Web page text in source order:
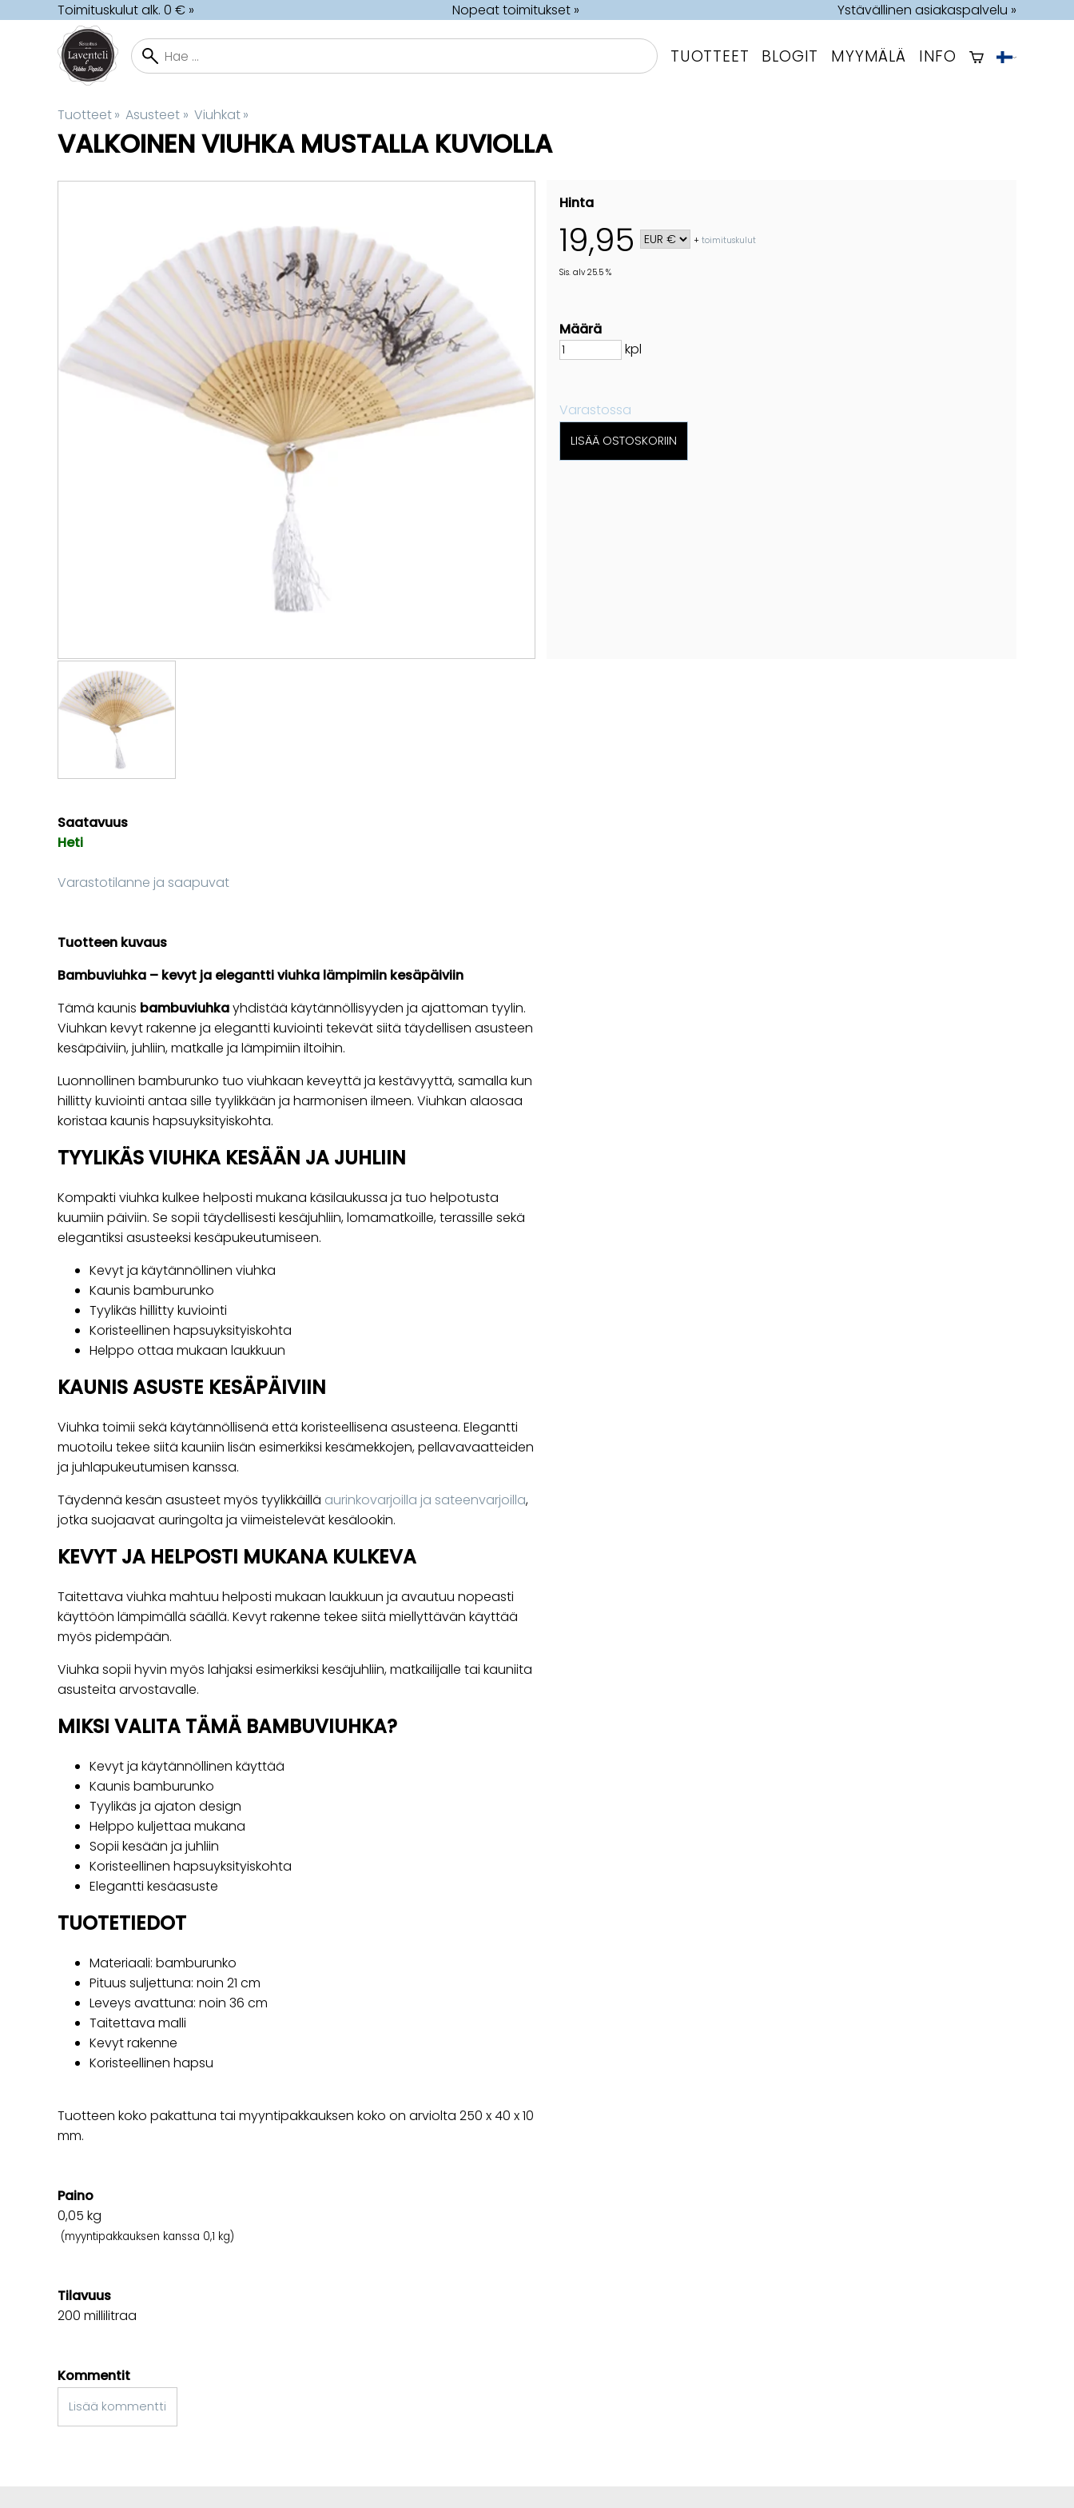
Toimituskulut alk. 0 € » Nopeat toimitukset » Ystävällinen asiakaspalvelu »
TUOTTEET BLOGIT MYYMÄLÄ INFO
Tuotteet‪» Asusteet ‪» Viuhkat‪»
VALKOINEN VIUHKA MUSTALLA KUVIOLLA
Hinta
19,95 +toimituskulut
Sis. alv 25.5 %
Määrä
kpl
Varastossa
Saatavuus
Heti
Varastotilanne ja saapuvat
Tuotteen kuvaus
Bambuviuhka – kevyt ja elegantti viuhka lämpimiin kesäpäiviin
Tämä kaunis bambuviuhkayhdistää käytännöllisyyden ja ajattoman tyylin.
Viuhkan kevyt rakenne ja elegantti kuviointi tekevät siitä täydellisen asusteen
kesäpäiviin, juhliin, matkalle ja lämpimiin iltoihin.
Luonnollinen bamburunko tuo viuhkaan keveyttä ja kestävyyttä, samalla kun
hillitty kuviointi antaa sille tyylikkään ja harmonisen ilmeen. Viuhkan alaosaa
koristaa kaunis hapsuyksityiskohta.
TYYLIKÄS VIUHKA KESÄÄN JA JUHLIIN
Kompakti viuhka kulkee helposti mukana käsilaukussa ja tuo helpotusta
kuumiin päiviin. Se sopii täydellisesti kesäjuhliin, lomamatkoille, terassille sekä
elegantiksi asusteeksi kesäpukeutumiseen.
Kevyt ja käytännöllinen viuhka
Kaunis bamburunko
Tyylikäs hillitty kuviointi
Koristeellinen hapsuyksityiskohta
Helppo ottaa mukaan laukkuun
KAUNIS ASUSTE KESÄPÄIVIIN
Viuhka toimii sekä käytännöllisenä että koristeellisena asusteena. Elegantti
muotoilu tekee siitä kauniin lisän esimerkiksi kesämekkojen, pellavavaatteiden
ja juhlapukeutumisen kanssa.
Täydennä kesän asusteet myös tyylikkäillä aurinkovarjoilla ja sateenvarjoilla,
jotka suojaavat auringolta ja viimeistelevät kesälookin.
KEVYT JA HELPOSTI MUKANA KULKEVA
Taitettava viuhka mahtuu helposti mukaan laukkuun ja avautuu nopeasti
käyttöön lämpimällä säällä. Kevyt rakenne tekee siitä miellyttävän käyttää
myös pidempään.
Viuhka sopii hyvin myös lahjaksi esimerkiksi kesäjuhliin, matkailijalle tai kauniita
asusteita arvostavalle.
MIKSI VALITA TÄMÄ BAMBUVIUHKA?
Kevyt ja käytännöllinen käyttää
Kaunis bamburunko
Tyylikäs ja ajaton design
Helppo kuljettaa mukana
Sopii kesään ja juhliin
Koristeellinen hapsuyksityiskohta
Elegantti kesäasuste
TUOTETIEDOT
Materiaali: bamburunko
Pituus suljettuna: noin 21 cm
Leveys avattuna: noin 36 cm
Taitettava malli
Kevyt rakenne
Koristeellinen hapsu
Tuotteen koko pakattuna tai myyntipakkauksen koko on arviolta 250 x 40 x 10
mm.
Paino
0,05 kg
(myyntipakkauksen kanssa 0,1 kg)
Tilavuus
200 millilitraa
Kommentit
Lisää kommentti